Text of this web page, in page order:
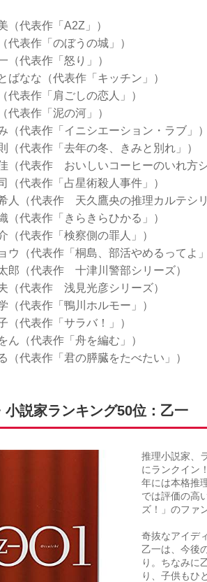
（代表作「A2Z」）
代表作「のぼうの城」）
（代表作「怒り」）
ばなな（代表作「キッチン」）
代表作「肩ごしの恋人」）
代表作「泥の河」）
（代表作「イニシエーション・ラブ」）
（代表作「去年の冬、きみと別れ」）
（代表作 おいしいコーヒーのいれ方シ
（代表作「占星術殺人事件」）
人（代表作 天久鷹央の推理カルテシリ
（代表作「きらきらひかる」）
（代表作「検察側の罪人」）
ウ（代表作「桐島、部活やめるってよ」
郎（代表作 十津川警部シリーズ）
（代表作 浅見光彦シリーズ）
（代表作「鴨川ホルモー」）
（代表作「サラバ！」）
ん（代表作「舟を編む」）
（代表作「君の膵臓をたべたい」）
小説家ランキング50位：乙一
推理小説家、
にランクイン
年には本格推
では評価の高
ズ！」のファ
奇抜なアイデ
乙一は、今後
り。ちなみに
り、子供もひ